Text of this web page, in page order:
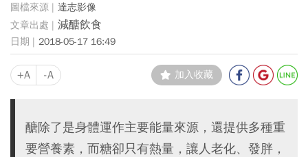
達志影像
減醣飲食
2018-05-17 16:49
+A -A 加入收藏
醣除了是身體運作主要能量來源，還提供多種重
要營養素，而糖卻只有熱量，讓人老化、發胖，